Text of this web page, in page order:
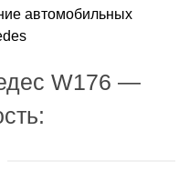
автомобильных
W176 —